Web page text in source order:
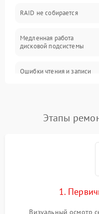
Контроллеры и
Виртуализация и
Программные сбои
RAID не собирается
Медленная работа
дисковой подсистемы
Ошибки чтения и записи
Этапы
1.
Визуальный осмотр